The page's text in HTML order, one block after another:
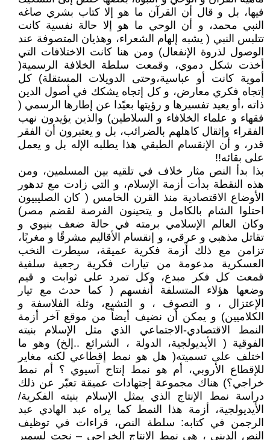
فيها، بل و قال أن القرآن ما هو إلا كتاب بشري صاغه
النبي محمد، و أن الوحي ما هو إلا حالة نفسية كانت
تتلبس النبي ( يشبه إلهام الشعراء، وهذيان المتصوفة عند
الوصول لذروة الإنفعال) ومن هنا كانت الاختلافات التي
أخذت شكل دموي، وقمعت سلطة الخلافة الرسمية(
أموية كانت أو عباسية،وحتى الدويلات المستقلة) كل
إتجاه فكري معارض، و كل إتجاه يشكك في أصول الدين
ذاته ،أو يعيد تفسيرها و رؤيتها بعيًدا عن إطارها الرسمي (
فقهاء و علماء الخلافاء و السلاطين) والذين يؤيدون نهب
الفقراء وإثقال كاهلهم بالضرائب، بل و يعتبرون أن الفقر
قدر، و أن الإنقسام الطبقي هذا يطلبه الإله بل و يعمل
على بقائه!!
بذا بدأ النص مثار خلاف في تلقيه بين المسلمين، ومن
هذه النقطة بدأت أزمة الإسلام، و التي زادت مع تدهور
الأوضاع الاقتصادية منذ القرن الخامس ( كان الصليبيون
احتلوا الشام بالكامل و يتحينون الفرصة لقضم مصر)
وكان العالم الإسلامي برمته في حالة ضعف بنيوي و
تقاتل مذهبي و عرقي، و إنقسام الأقاليم مشرقًا و مغربًا،
تزامن مع ذلك أزمة فكرية عميقة، سيطرت النخب
العسكرية مدعومة من تيارات فكرية رجعية سلفية
قمعت كل فكر مبدع، وكل تمرد على ثوابت و قيم
وضعها هؤلاء المتسلفة أنفسهم ( كما حدث مع تيار
الإعتزال ، و التصوف ، و التشيع، وثلة الفلاسفة و
الكلاميين) و يمكن أن نضيف أيضاً من موقع آخر أزمة
النمط الاقتصادي-الاجتماعي الذي مثل الإسلام بنيته
الفوقية ( الأيديولجية، الدولة ، الشرائع ..إلخ) وهو ما
اختلف على تسميته( هل هو نمط إقطاعي لكنه مغاير
للإقطاع الأروبي، أم هو نمط إنتاج آسيوي ؟ أم نمط
خراجي؟) هناك مجموعة إجتهادات عميقة تعبّر عن ذلك
دراسة نمط الإنتاج الذي يمثل الإسلام بنيته الفكرية/
الأيديولجية، أزمة هذا النمط كما يراه عبد الهادي عبد
الرجمن في كتابه: سلطة النص، قراءات في توظيف
النص الديني ، هي نمط الإنتاج الخراجي – نحت لسمير